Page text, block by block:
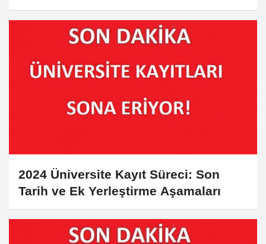
2024 Üniversite Kayıt Süreci: Son
Tarih ve Ek Yerleştirme Aşamaları